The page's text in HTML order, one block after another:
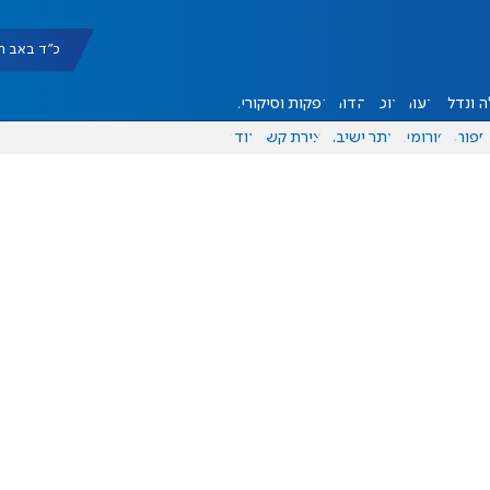
כ"ד באב תשפ"ו
ונדל"ן דעות אוכל יהדות הפקות וסיקורים
ספורט פורומים אתר ישיבה יצירת קשר עוד